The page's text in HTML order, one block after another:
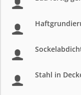
Stahl in